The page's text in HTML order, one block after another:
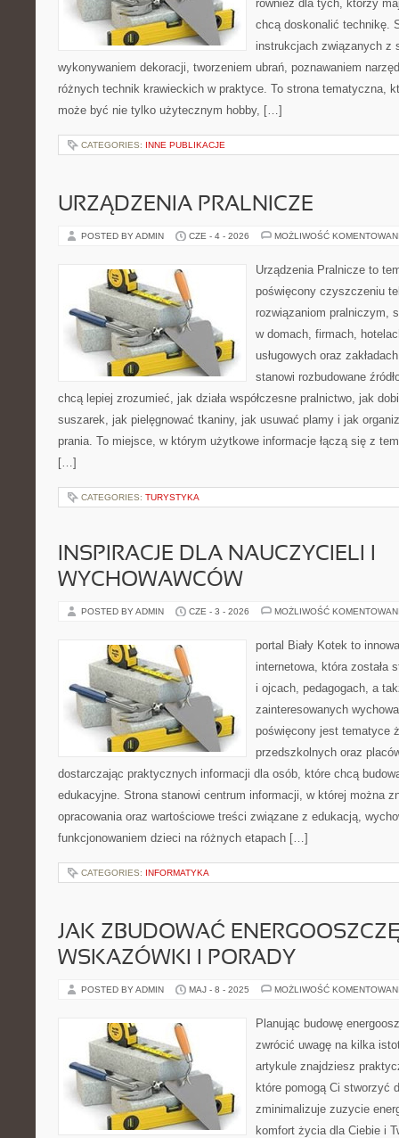
również dla tych, którzy
chcą doskonalić technikę.
instrukcjach związanych z
wykonywaniem dekoracji, tworzeniem ubrań, poznawaniem
różnych technik krawieckich w praktyce. To strona tematyczna,
może być nie tylko użytecznym hobby, […]
CATEGORIES: INNE PUBLIKACJE
URZĄDZENIA PRALNICZE
POSTED BY ADMIN CZE - 4 - 2026 MOŻLIWOŚĆ
Urządzenia Pralnicze to
poświęcony czyszczeniu
rozwiązaniom pralniczym,
w domach, firmach,
usługowych oraz
stanowi rozbudowane
chcą lepiej zrozumieć, jak działa współczesne pralnictwo, jak
suszarek, jak pielęgnować tkaniny, jak usuwać plamy i jak
prania. To miejsce, w którym użytkowe informacje łączą się z
[…]
CATEGORIES: TURYSTYKA
INSPIRACJE DLA NAUCZYCIELI I
WYCHOWAWCÓW
POSTED BY ADMIN CZE - 3 - 2026 MOŻLIWOŚĆ
portal Biały Kotek to
internetowa, która została
i ojcach, pedagogach, a
zainteresowanych
poświęcony jest tematyce
przedszkolnych oraz
dostarczając praktycznych informacji dla osób, które chcą
edukacyjne. Strona stanowi centrum informacji, w której można
opracowania oraz wartościowe treści związane z edukacją,
funkcjonowaniem dzieci na różnych etapach […]
CATEGORIES: INFORMATYKA
JAK ZBUDOWAĆ
WSKAZÓWKI I PORADY
POSTED BY ADMIN MAJ - 8 - 2025 MOŻLIWOŚĆ
Planując budowę
zwrócić uwagę na kilka
artykule znajdziesz
które pomogą Ci stworzyć
zminimalizuje zuzycie
komfort życia dla Ciebie i